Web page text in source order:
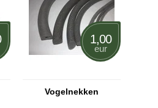
1,00
eur
Vogelnekken